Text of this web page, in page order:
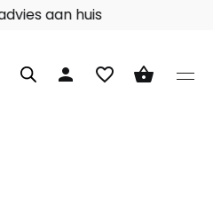
aan huis
person favorite_border shopping_basket